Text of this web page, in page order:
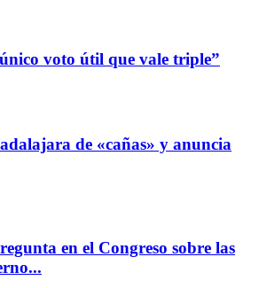
voto útil que vale triple”
de «cañas» y anuncia
en el Congreso sobre las